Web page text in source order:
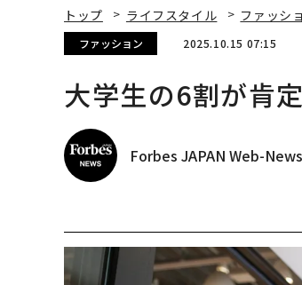
トップ ライフスタイル ファッシ
ファッション 2025.10.15 07:15
大学生の6割が肯
Forbes JAPAN Web-